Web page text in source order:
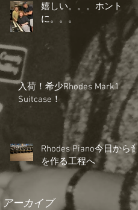
嬉しい。。。ホント
に。。。
入荷！希少Rhodes Mark1
Suitcase！
Rhodes Piano今日から音
を作る工程へ
アーカイブ